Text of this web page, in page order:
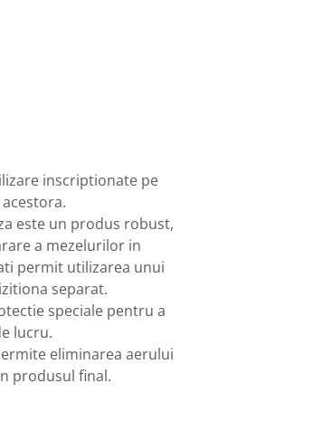
inscriptionate pe
este un produs robust,
a mezelurilor in
permit utilizarea unui
separat.
speciale pentru a
lucru.
eliminarea aerului
produsul final.